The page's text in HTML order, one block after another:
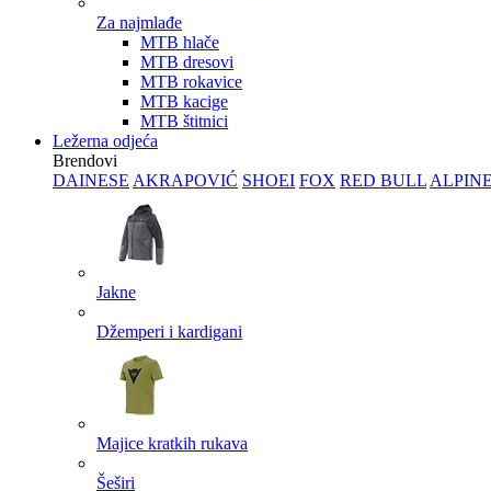
Za najmlađe
MTB hlače
MTB dresovi
MTB rokavice
MTB kacige
MTB štitnici
Ležerna odjeća
Brendovi
DAINESE AKRAPOVIĆ SHOEI FOX RED BULL
Jakne
Džemperi i kardigani
Majice kratkih rukava
Šeširi